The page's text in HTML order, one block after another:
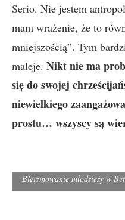
Serio. Nie jestem
mam wrażenie, że to
mniejszością”. Tym
maleje. Nikt nie ma
się do swojej
niewielkiego
prostu… wszyscy są
Bierzmowanie młodzieży w